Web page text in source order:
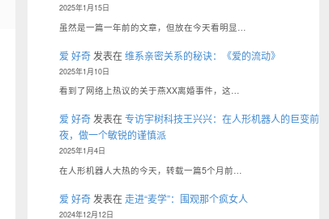
2025年1月15日
虽然是一篇一年前的文章，但放在今天看明显…
爱 好奇 发表在维系亲密关系的秘诀：《爱的流动》
2025年1月10日
看到了网络上热议的关于燕XX离婚事件，这…
爱 好奇 发表在专访宇树科技王兴兴：在人形机器人的巨变前
夜，做一个敏锐的谨慎派
2025年1月4日
在人形机器人大热的今天，转载一篇5个月前…
爱 好奇 发表在走进“麦学”：围观那个疯女人
2024年12月12日